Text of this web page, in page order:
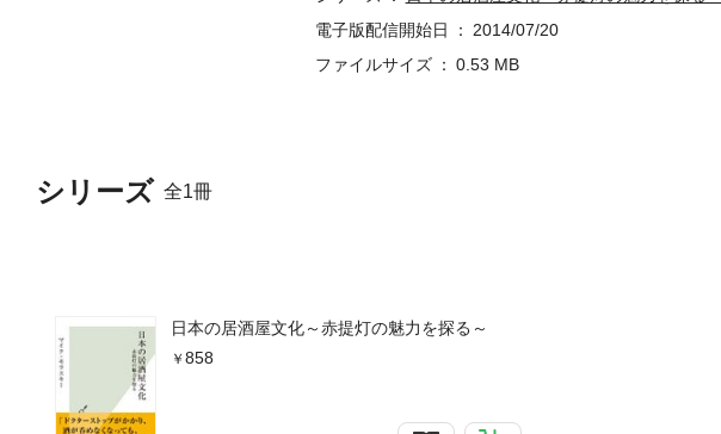
シリーズ 全1冊
日本の居酒屋文化～赤提灯の魅力を探る～
858
電子版配信開始日
2014/07/20
ファイルサイズ
0.53 MB